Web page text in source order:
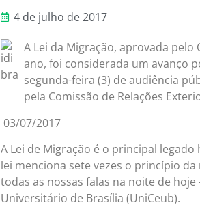
4 de julho de 2017
A Lei da Migração, aprovada
ano, foi considerada um avanço
segunda-feira (3) de audiência
pela Comissão de Relações
03/07/2017
A Lei de Migração é o principal
lei menciona sete vezes o princípio
todas as nossas falas na noite de
Universitário de Brasília (UniCeub).